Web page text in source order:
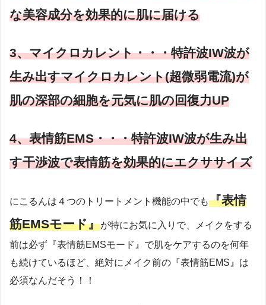
な美容成分を効果的に肌に届ける
3、マイクロカレント・・・特許波IW波が
生み出すマイクロカレント(超微弱電流)が
肌の深部の細胞を元気に肌の回復力UP
4、表情筋EMS・・・特許波IW波が生み出
す干渉波で表情筋を効果的にエクササイズ
にこるんは４つのトリートメント機能の中でも『表情
筋EMSモード』が特にお気に入りで、メイクをする
前は必ず『表情筋EMSモード』で肌をケアするのを何年
も続けているほど、絶対にメイク前の『表情筋EMS』は
必須なんだそう！！